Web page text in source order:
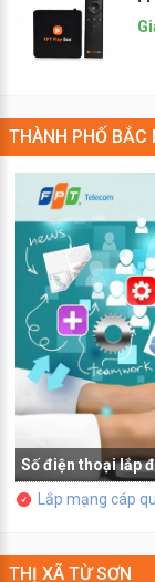
THÀNH PHỐ BẮC
Số điện thoại lắp
Lắp mạng cáp
THỊ XÃ TỪ SƠN